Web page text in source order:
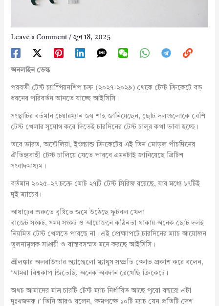
Leave a Comment /জুন 18, 2025
অনলাইন ডেস্ক
পরবর্তী টেস্ট চ্যাম্পিয়নশিপ চক্র (২০২৭-২০২৯) থেকে টেস্ট ক্রিকেটে বড়
ধরনের পরিবর্তন আনতে যাচ্ছে আইসিসি।
সংস্থাটির বর্তমান চেয়ারম্যান জয় শাহ জানিয়েছেন, ছোট দলগুলোকে বেশি
টেস্ট খেলার সুযোগ করে দিতেই চারদিনের টেস্ট চালুর কথা ভাবা হচ্ছে।
তবে ভারত, অস্ট্রেলিয়া, ইংল্যান্ড ক্রিকেটের এই তিন মোড়ল পাঁচদিনের
ঐতিহ্যবাহী টেস্ট চালিয়ে যেতে পারবে এমনটাই জানিয়েছে ব্রিটিশ
সংবাদমাধ্যম।
বর্তমান ২০২৫–২৭ চক্রে মোট ২৭টি টেস্ট সিরিজ রয়েছে, যার মধ্যে ১৭টিই
দুই ম্যাচের।
আষাঢ়ের শুরুতে বৃষ্টিতে জমে উঠেছে ফুটবল খেলা
বাজেট সংকট, সময় সংকট ও আয়োজনে কঠিনতা থাকায় অনেক ছোট দলই
নিয়মিত টেস্ট খেলতে পারছে না। এই প্রেক্ষাপটে চারদিনের ম্যাচ আয়োজন
তুলনামূলক সাশ্রয়ী ও বাস্তবসম্মত মনে করছে আইসিসি।
শ্রীলঙ্কার অলরাউন্ডার অ্যাঞ্জেলো ম্যাথুস সম্প্রতি ক্ষোভ প্রকাশ করে বলেন,
‘আমরা বিশ্বকাপ জিতেছি, অনেক অবদান রেখেছি ক্রিকেটে।
অথচ আমাদের মাত্র চারটি টেস্ট ম্যাচ নির্ধারিত আছে পুরো বছরে! এটা
দুঃখজনক।’ তিনি আরও বলেন, ‘কমপক্ষে ১০টি ম্যাচ যেন প্রতিটি দেশ